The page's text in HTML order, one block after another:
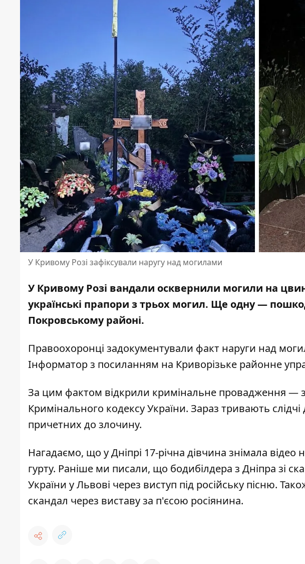
У Кривому Розі зафіксували наругу над могилами
У Кривому Розі вандали осквернили могили на
українські прапори з трьох могил. Ще одну —
Покровському районі.
Правоохоронці задокументували факт наруги над
Інформатор з посиланням на Криворізьке районне
За цим фактом відкрили кримінальне провадження —
Кримінального кодексу України. Зараз тривають слідчі
причетних до злочину.
Нагадаємо, що у Дніпрі 17-річна дівчина знімала відео
гурту. Раніше ми писали, що бодибілдера з Дніпра зі
України у Львові через виступ під російську пісню.
скандал через виставу за п'єсою росіянина.